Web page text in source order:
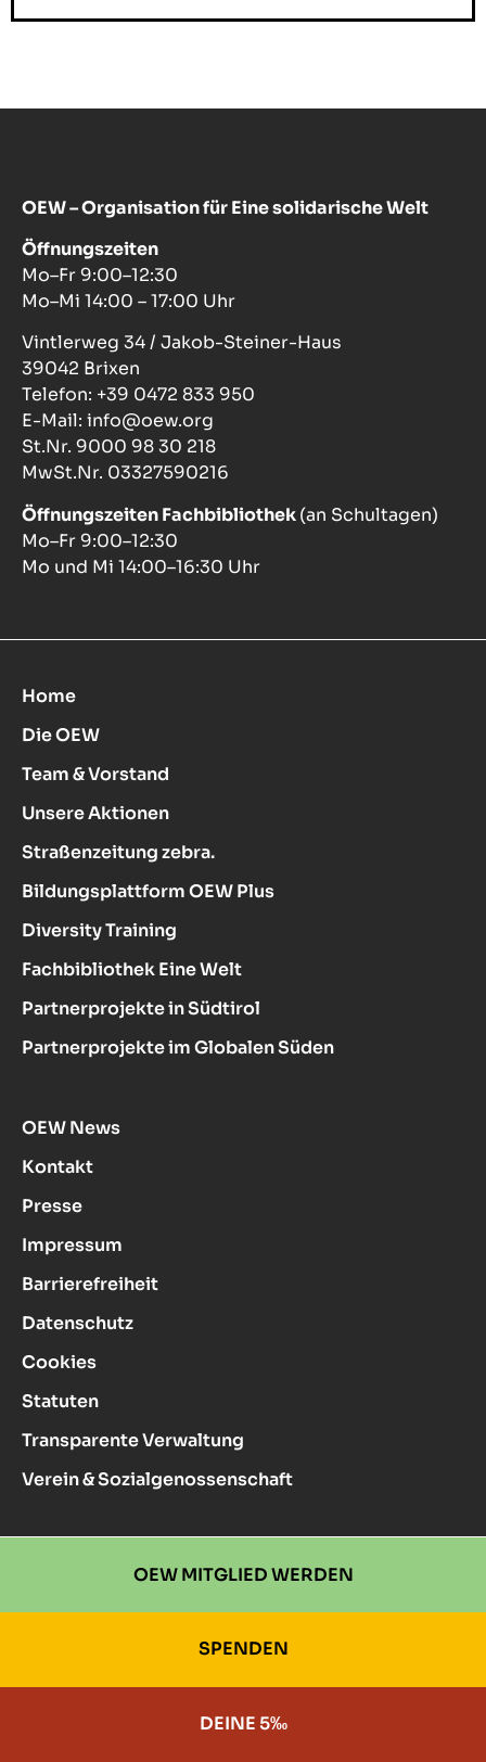
OEW – Organisation für Eine solidarische Welt
Öffnungszeiten
Mo–Fr 9:00–12:30
Mo–Mi 14:00 – 17:00 Uhr
Vintlerweg 34 / Jakob-Steiner-Haus
39042 Brixen
Telefon: +39 0472 833 950
E-Mail: info@oew.org
St.Nr. 9000 98 30 218
MwSt.Nr. 03327590216
Öffnungszeiten Fachbibliothek(an Schultagen)
Mo–Fr 9:00–12:30
Mo und Mi 14:00–16:30 Uhr
Home
Die OEW
Team & Vorstand
Unsere Aktionen
Straßenzeitung zebra.
Bildungsplattform OEW Plus
Diversity Training
Fachbibliothek Eine Welt
Partnerprojekte in Südtirol
Partnerprojekte im Globalen Süden
OEW News
Kontakt
Presse
Impressum
Barrierefreiheit
Datenschutz
Cookies
Statuten
Transparente Verwaltung
Verein & Sozialgenossenschaft
OEW MITGLIED WERDEN
SPENDEN
DEINE 5‰